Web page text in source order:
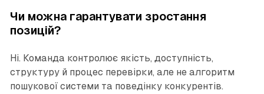
Чи можна гарантувати зростання
позицій?
Ні. Команда контролює якість, доступність,
структуру й процес перевірки, але не алгоритм
пошукової системи та поведінку конкурентів.